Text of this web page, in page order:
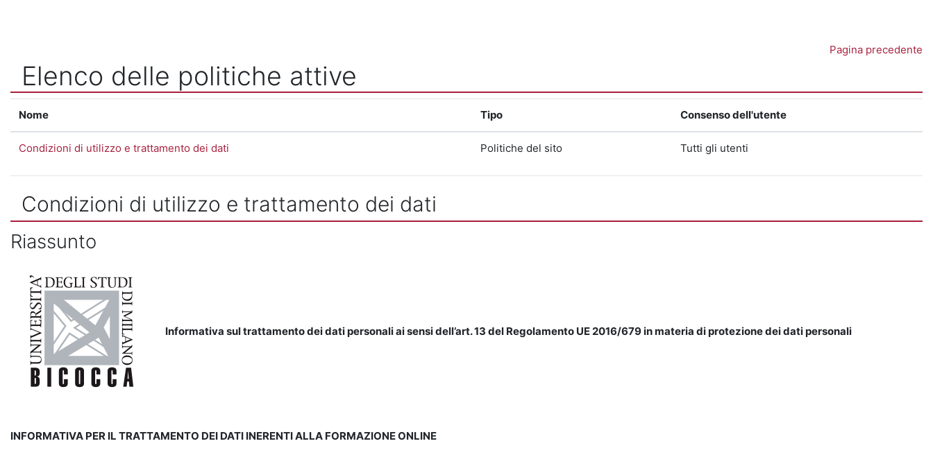
Pagina precedente
Elenco delle politiche attive
Nome Tipo Consenso dell'utente
Condizioni di utilizzo e trattamento dei dati Politiche del sito Tutti gli utenti
Condizioni di utilizzo e trattamento dei dati
Riassunto
Informativa sul trattamento dei dati personali ai sensi dell’art. 13 del Regolamento UE 2016/679 in materia di protezione dei dati personali
INFORMATIVA PER IL TRATTAMENTO DEI DATI INERENTI ALLA FORMAZIONE ONLINE